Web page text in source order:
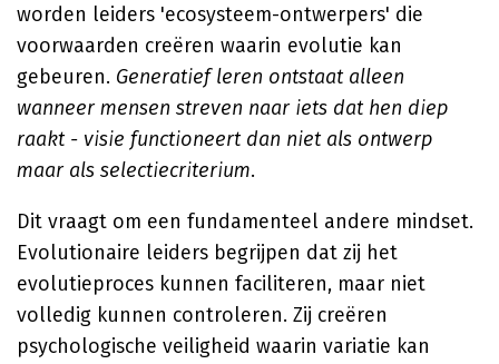
worden leiders 'ecosysteem-ontwerpers' die
voorwaarden creëren waarin evolutie kan
gebeuren. Generatief leren ontstaat alleen
wanneer mensen streven naar iets dat hen diep
raakt - visie functioneert dan niet als ontwerp
maar als selectiecriterium.
Dit vraagt om een fundamenteel andere mindset.
Evolutionaire leiders begrijpen dat zij het
evolutieproces kunnen faciliteren, maar niet
volledig kunnen controleren. Zij creëren
psychologische veiligheid waarin variatie kan